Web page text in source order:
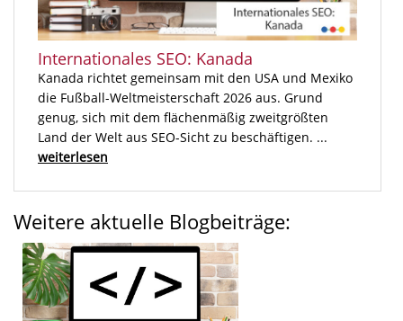
Internationales SEO: Kanada
Kanada richtet gemeinsam mit den USA und Mexiko
die Fußball-Weltmeisterschaft 2026 aus. Grund
genug, sich mit dem flächenmäßig zweitgrößten
Land der Welt aus SEO-Sicht zu beschäftigen. ...
weiterlesen
Weitere aktuelle Blogbeiträge: